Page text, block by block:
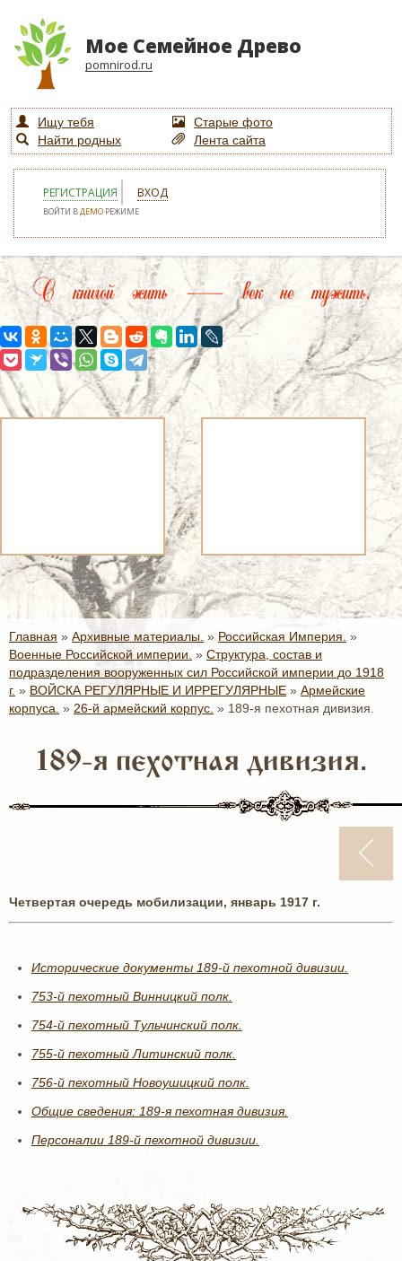
Мое Семейное Древо
pomnirod.ru
Ищу тебя
Старые фото
Найти родных
Лента сайта
РЕГИСТРАЦИЯ ВХОД
ВОЙТИ ВДЕМО РЕЖИМЕ
С книгой жить — век не тужить.
Главная » Архивные материалы. » Российская Империя. »
Военные Российской империи. » Структура, состав и
подразделения вооруженных сил Российской империи до 1918
г. » ВОЙСКА РЕГУЛЯРНЫЕ И ИРРЕГУЛЯРНЫЕ » Армейские
корпуса. » 26-й армейский корпус. » 189-я пехотная дивизия.
189-я пехотная дивизия.
Четвертая очередь мобилизации, январь 1917 г.
Исторические документы 189-й пехотной дивизии.
753-й пехотный Винницкий полк.
754-й пехотный Тульчинский полк.
755-й пехотный Литинский полк.
756-й пехотный Новоушицкий полк.
Общие сведения: 189-я пехотная дивизия.
Персоналии 189-й пехотной дивизии.